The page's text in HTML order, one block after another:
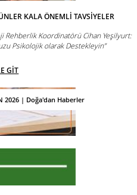
2026 | Doğa'dan Haberler
KALA ÖNEMLİ TAVSİYELER
Rehberlik Koordinatörü Cihan Yeşilyurt:
Psikolojik olarak Destekleyin”
GİT